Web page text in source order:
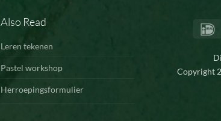
Also Read
Leren tekenen
Pastel workshop
Herroepingsformulier
Copyright